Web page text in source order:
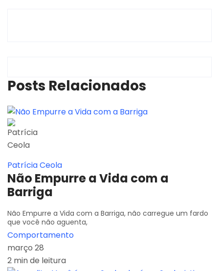
Posts Relacionados
Patrícia Ceola
Não Empurre a Vida com a
Barriga
Não Empurre a Vida com a Barriga, não carregue um fardo
que você não aguenta,
Comportamento
março 28
2 min de leitura